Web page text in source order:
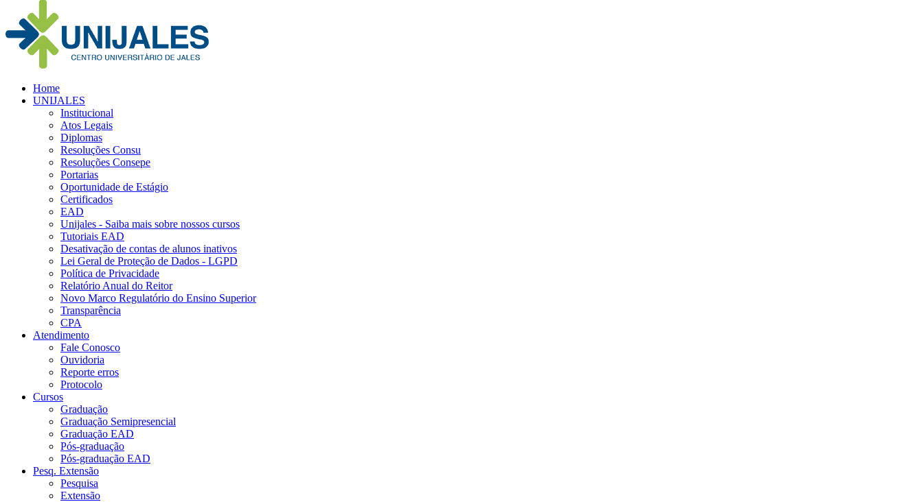
Home
UNIJALES
Institucional
Atos Legais
Diplomas
Resoluções Consu
Resoluções Consepe
Portarias
Oportunidade de Estágio
Certificados
EAD
Unijales - Saiba mais sobre nossos cursos
Tutoriais EAD
Desativação de contas de alunos inativos
Lei Geral de Proteção de Dados - LGPD
Política de Privacidade
Relatório Anual do Reitor
Novo Marco Regulatório do Ensino Superior
Transparência
CPA
Atendimento
Fale Conosco
Ouvidoria
Reporte erros
Protocolo
Cursos
Graduação
Graduação Semipresencial
Graduação EAD
Pós-graduação
Pós-graduação EAD
Pesq. Extensão
Pesquisa
Extensão